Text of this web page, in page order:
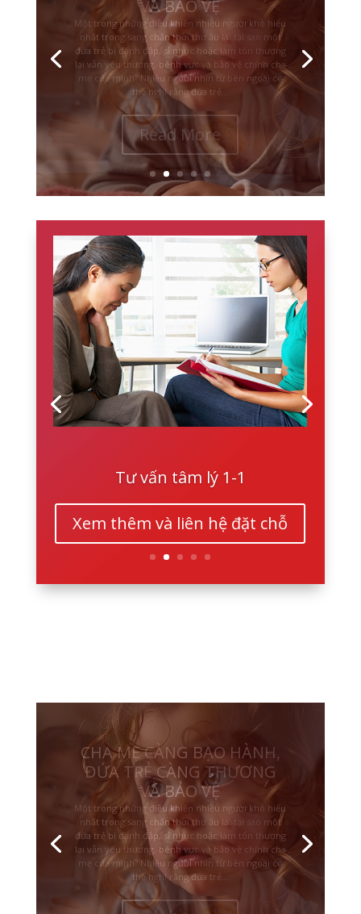
HÀNH ĐE DỌA TÍNH MẠNG
Không phải mọi đứa trẻ lớn lên trong bạo lực đều
mang vết thương giống nhau. Với những đứa trẻ
liên tục bị đánh đập, đe dọa, chứng kiến bạo lực
nghiêm trọng hoặc sống trong nỗi sợ rằng mình
có thể bị bỏ rơi, bị giết hay không thể sống sót, hệ
thần kinh của các em...
Read More
Tư vấn tâm lý 1-1
Xem thêm và liên hệ đặt chỗ
NHỮNG ĐỨA TRẺ BỊ BẠO
HÀNH ĐE DỌA TÍNH MẠNG
Không phải mọi đứa trẻ lớn lên trong bạo lực đều
mang vết thương giống nhau. Với những đứa trẻ
liên tục bị đánh đập, đe dọa, chứng kiến bạo lực
nghiêm trọng hoặc sống trong nỗi sợ rằng mình
có thể bị bỏ rơi, bị giết hay không thể sống sót, hệ
thần kinh của các em...